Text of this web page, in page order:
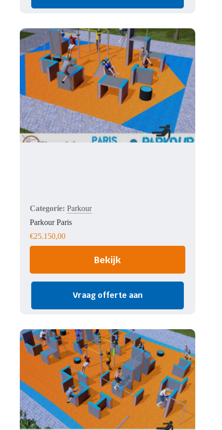
Parkour
Parkour Paris
€25.150,00
Bekijk
Vraag offerte aan